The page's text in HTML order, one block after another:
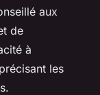
aux
de
à
les